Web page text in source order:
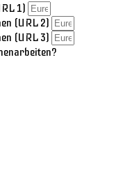
1)
(URL 2)
(URL 3)